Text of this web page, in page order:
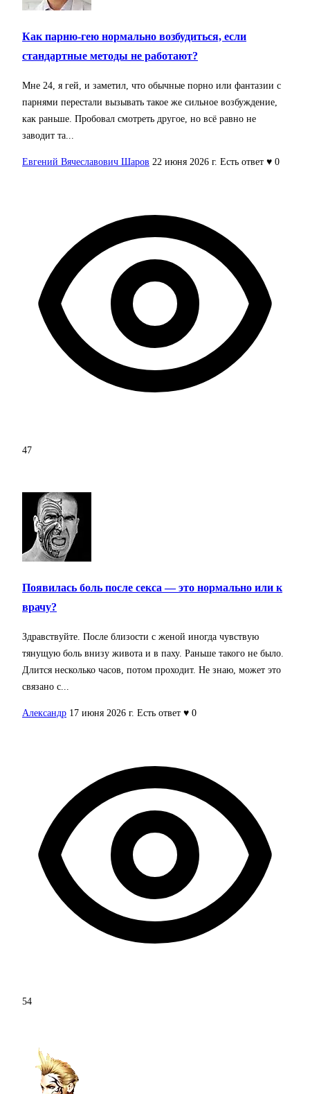
Как парню-гею нормально возбудиться, если
стандартные методы не работают?
Мне 24, я гей, и заметил, что обычные порно или фантазии с
парнями перестали вызывать такое же сильное возбуждение,
как раньше. Пробовал смотреть другое, но всё равно не
заводит та...
Евгений Вячеславович Шаров 22 июня 2026 г. Есть ответ ♥ 0
47
Появилась боль после секса — это нормально или к
врачу?
Здравствуйте. После близости с женой иногда чувствую
тянущую боль внизу живота и в паху. Раньше такого не было.
Длится несколько часов, потом проходит. Не знаю, может это
связано с...
Александр 17 июня 2026 г. Есть ответ ♥ 0
54